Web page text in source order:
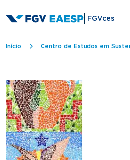
FGVces
Trilha de navegação
Início Centro de Estudos em